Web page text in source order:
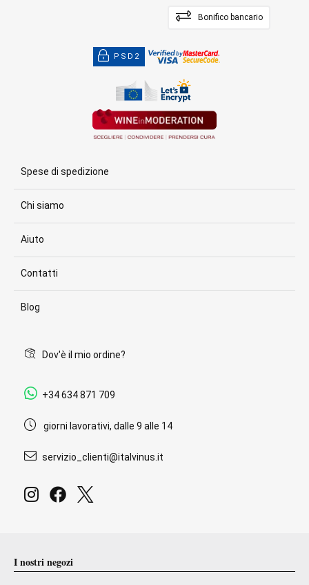
Bonifico bancario
PSD2
Spese di spedizione
Chi siamo
Aiuto
Contatti
Blog
Dov'è il mio ordine?
+34 634 871 709
giorni lavorativi, dalle 9 alle 14
servizio_clienti@italvinus.it
I nostri negozi